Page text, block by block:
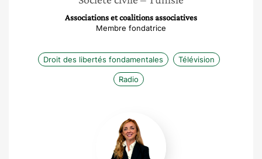
Associations et coalitions associatives
Membre fondatrice
Droit des libertés fondamentales Télévision
Radio
Anne
Marie
de
Couvreur